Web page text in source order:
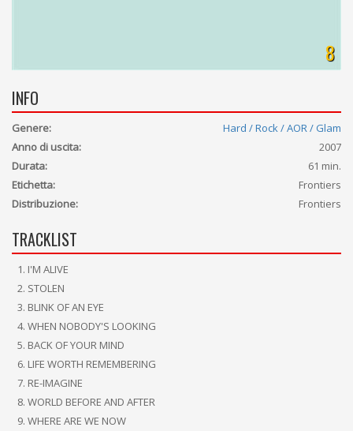
8
INFO
Genere:
Hard / Rock / AOR / Glam
Anno di uscita:
2007
Durata:
61 min.
Etichetta:
Frontiers
Distribuzione:
Frontiers
TRACKLIST
I'M ALIVE
STOLEN
BLINK OF AN EYE
WHEN NOBODY'S LOOKING
BACK OF YOUR MIND
LIFE WORTH REMEMBERING
RE-IMAGINE
WORLD BEFORE AND AFTER
WHERE ARE WE NOW